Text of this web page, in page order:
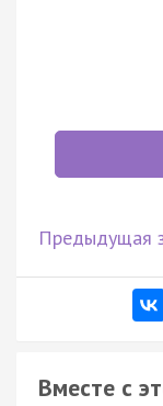
Предыдущая
Вместе с